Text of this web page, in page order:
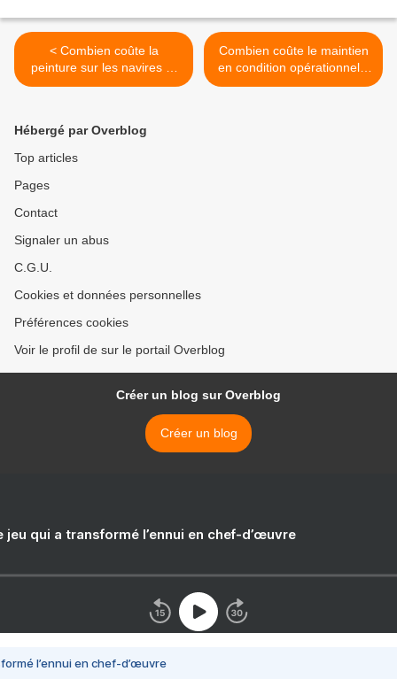
< Combien coûte la
peinture sur les navires et
matériels navals de la
Méditerranée?
Combien coûte le maintien
en condition opérationnelle
des passerelles de la Base
Hébergé par Overblog
Top articles
Pages
Contact
Signaler un abus
C.G.U.
Cookies et données personnelles
Préférences cookies
Voir le profil de sur le portail Overblog
Créer un blog sur Overblog
Créer un blog
jeu qui a transformé l’ennui en chef-d’œuvre
l’ennui en chef-d’œuvre